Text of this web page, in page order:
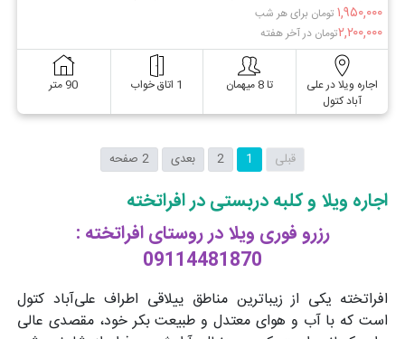
۱,۹۵۰,۰۰۰ تومان برای هر شب
۲,۲۰۰,۰۰۰تومان در آخر هفته
اجاره ویلا در علی
آباد کتول
تا 8 میهمان 1 اتاق خواب 90 متر
قبلی 1
2 بعدی 2 صفحه
اجاره ویلا و کلبه دربستی در افراتخته
رزرو فوری ویلا در روستای افراتخته :
09114481870
افراتخته یکی از زیباترین مناطق ییلاقی اطراف علی‌آباد کتول
است که با آب و هوای معتدل و طبیعت بکر خود، مقصدی عالی